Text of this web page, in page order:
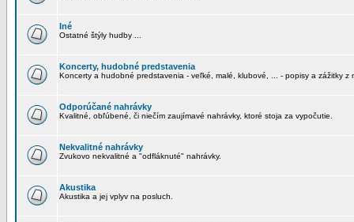
Iné
Ostatné štýly hudby ...
Koncerty, hudobné predstavenia
Koncerty a hudobné predstavenia - veľké, malé, klubové, ... - popisy a zážitky z
Odporúčané nahrávky
Kvalitné, obľúbené, či niečím zaujímavé nahrávky, ktoré stoja za vypočutie.
Nekvalitné nahrávky
Zvukovo nekvalitné a "odfláknuté" nahrávky.
Akustika
Akustika a jej vplyv na posluch.